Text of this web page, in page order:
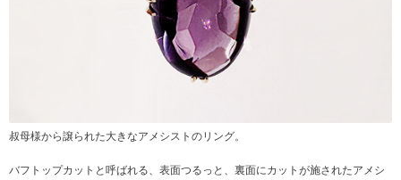
叔母様から譲られた大きなアメシストのリング。
バフトップカットと呼ばれる、表面つるっと、裏面にカットが施されたアメシ